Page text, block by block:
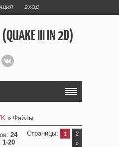
ВХОД
(QUAKE III IN 2D)
» Файлы
: 24
1-20
Страницы: 1
2
»